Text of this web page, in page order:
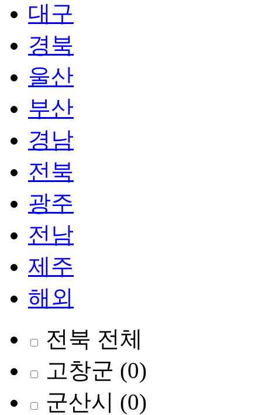
대구
경북
울산
부산
경남
전북
광주
전남
제주
해외
전북 전체
고창군 (0)
군산시 (0)